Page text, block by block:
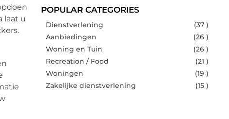
laat u
POPULAR CATEGORIES
Dienstverlening
(37 )
Aanbiedingen
(26 )
Woning en Tuin
(26 )
Recreation / Food
(21 )
Woningen
(19 )
Zakelijke dienstverlening
(15 )